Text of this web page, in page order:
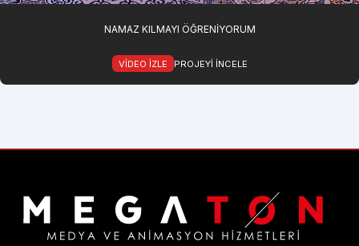
NAMAZ KILMAYI ÖĞRENIYORUM
VIDEO IZLE PROJEYI INCELE